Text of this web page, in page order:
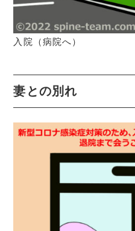
入院（病院へ）
妻との別れ